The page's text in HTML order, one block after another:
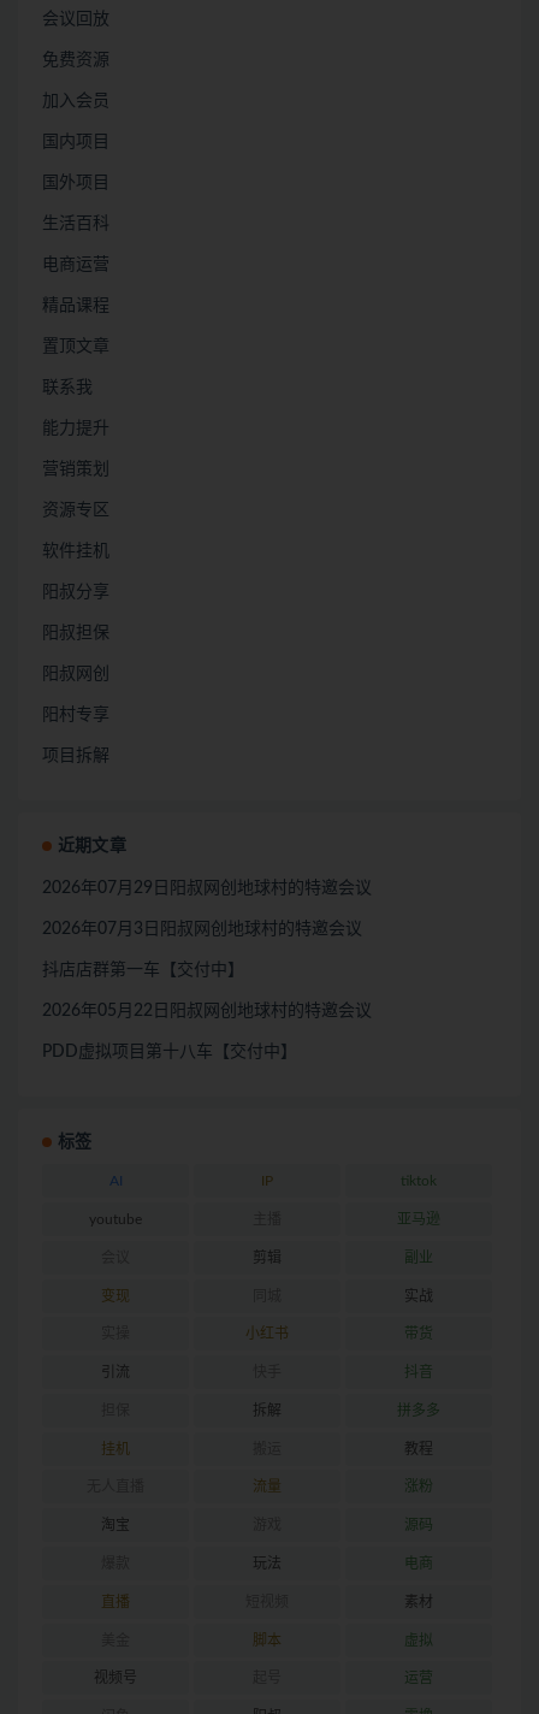
会议回放
免费资源
加入会员
国内项目
国外项目
生活百科
电商运营
精品课程
置顶文章
联系我
能力提升
营销策划
资源专区
软件挂机
阳叔分享
阳叔担保
阳叔网创
阳村专享
项目拆解
近期文章
2026年07月29日阳叔网创地球村的特邀会议
2026年07月3日阳叔网创地球村的特邀会议
抖店店群第一车【交付中】
2026年05月22日阳叔网创地球村的特邀会议
PDD虚拟项目第十八车【交付中】
标签
AI IP tiktok
youtube 亚马逊
剪辑 副业
变现 实战
小红书 带货
引流 抖音
拆解 拼多多
挂机 教程
流量 涨粉
淘宝 源码
玩法 电商
直播 素材
脚本 虚拟
视频号 运营